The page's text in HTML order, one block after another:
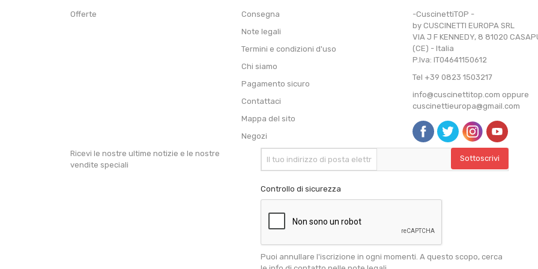
Offerte
Consegna
Note legali
Termini e condizioni d'uso
Chi siamo
Pagamento sicuro
Contattaci
Mappa del sito
Negozi
-CuscinettiTOP -
by CUSCINETTI EUROPA SRL
VIA J F KENNEDY, 8 81020
(CE) - Italia
P.Iva: IT04641150612
Tel +39 0823 1503217
info@cuscinettitop.com oppure
cuscinettieuropa@gmail.com
Ricevi le nostre ultime notizie e le nostre
vendite speciali
Controllo di sicurezza
Puoi annullare l'iscrizione in ogni momenti. A questo scopo, cerca